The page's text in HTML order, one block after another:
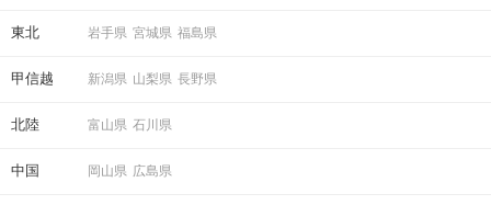
東北 岩手県 宮城県 福島県
甲信越 新潟県 山梨県 長野県
北陸 富山県 石川県
中国 岡山県 広島県